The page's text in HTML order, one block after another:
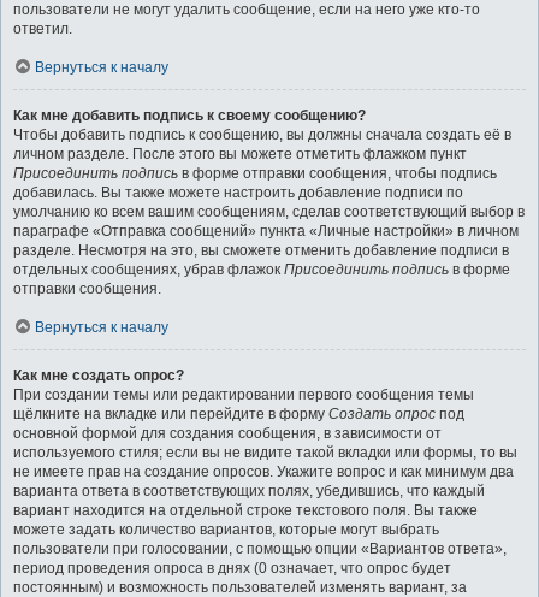
пользователи не могут удалить сообщение, если на него уже кто-то
ответил.
Вернуться к началу
Как мне добавить подпись к своему сообщению?
Чтобы добавить подпись к сообщению, вы должны сначала создать её в
личном разделе. После этого вы можете отметить флажком пункт
Присоединить подпись в форме отправки сообщения, чтобы подпись
добавилась. Вы также можете настроить добавление подписи по
умолчанию ко всем вашим сообщениям, сделав соответствующий выбор в
параграфе «Отправка сообщений» пункта «Личные настройки» в личном
разделе. Несмотря на это, вы сможете отменить добавление подписи в
отдельных сообщениях, убрав флажок Присоединить подпись в форме
отправки сообщения.
Вернуться к началу
Как мне создать опрос?
При создании темы или редактировании первого сообщения темы
щёлкните на вкладке или перейдите в форму Создать опрос под
основной формой для создания сообщения, в зависимости от
используемого стиля; если вы не видите такой вкладки или формы, то вы
не имеете прав на создание опросов. Укажите вопрос и как минимум два
варианта ответа в соответствующих полях, убедившись, что каждый
вариант находится на отдельной строке текстового поля. Вы также
можете задать количество вариантов, которые могут выбрать
пользователи при голосовании, с помощью опции «Вариантов ответа»,
период проведения опроса в днях (0 означает, что опрос будет
постоянным) и возможность пользователей изменять вариант, за